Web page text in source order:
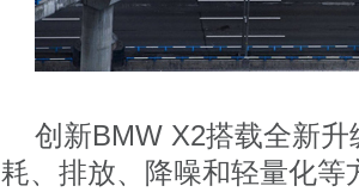
创新BMW X2搭载全新
耗、排放、降噪和轻量化